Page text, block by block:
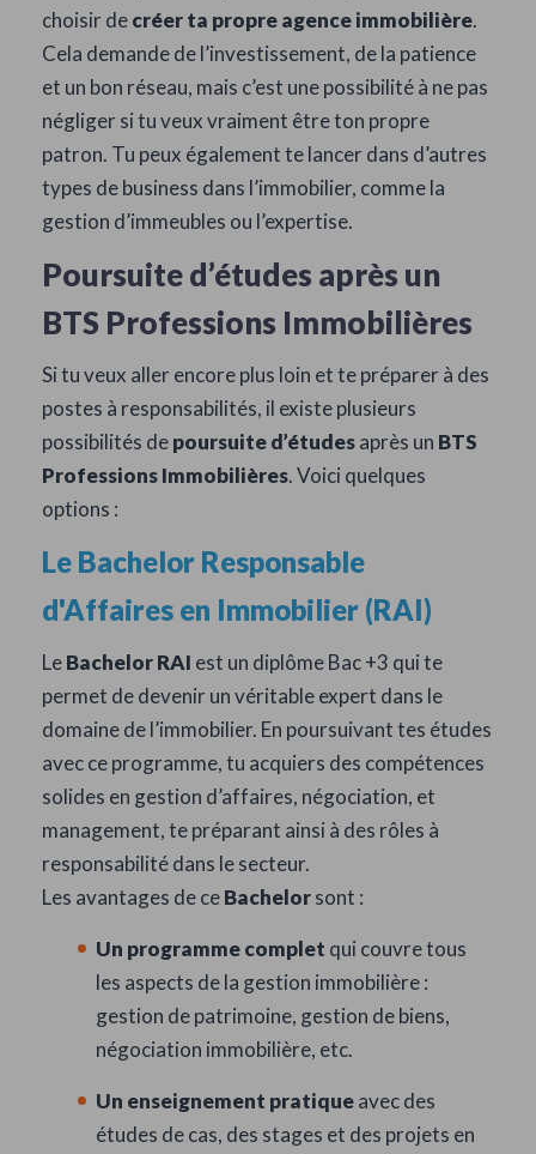
choisir decréer ta propre agence immobilière.
Cela demande de l’investissement, de la patience
et un bon réseau, mais c’est une possibilité à ne pas
négliger si tu veux vraiment être ton propre
patron. Tu peux également te lancer dans d’autres
types de business dans l’immobilier, comme la
gestion d’immeubles ou l’expertise.
Poursuite d’études après un
BTS Professions Immobilières
Si tu veux aller encore plus loin et te préparer à des
postes à responsabilités, il existe plusieurs
possibilités depoursuite d’étudesaprès un BTS
Professions Immobilières. Voici quelques
options :
Le Bachelor Responsable
d'Affaires en Immobilier (RAI)
LeBachelor RAI est un diplôme Bac +3 qui te
permet de devenir un véritable expert dans le
domaine de l’immobilier. En poursuivant tes études
avec ce programme, tu acquiers des compétences
solides en gestion d’affaires, négociation, et
management, te préparant ainsi à des rôles à
responsabilité dans le secteur.
Les avantages de ceBachelorsont :
Un programme complet qui couvre tous
les aspects de la gestion immobilière :
gestion de patrimoine, gestion de biens,
négociation immobilière, etc.
Un enseignement pratiqueavec des
études de cas, des stages et des projets en